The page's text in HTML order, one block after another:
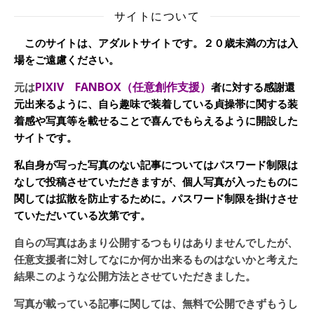
サイトについて
このサイトは、アダルトサイトです。２０歳未満の方は入
場をご遠慮ください。
元はPIXIV FANBOX（任意創作支援） 者に対する感謝還
元出来るように、自ら趣味で装着している貞操帯に関する装
着感や写真等を載せることで喜んでもらえるように開設した
サイトです。
私自身が写った写真のない記事についてはパスワード制限は
なしで投稿させていただきますが、個人写真が入ったものに
関しては拡散を防止するために。パスワード制限を掛けさせ
ていただいている次第です。
自らの写真はあまり公開するつもりはありませんでしたが、
任意支援者に対してなにか何か出来るものはないかと考えた
結果このような公開方法とさせていただきました。
写真が載っている記事に関しては、無料で公開できずもうし